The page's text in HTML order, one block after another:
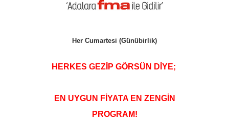
Her Cumartesi (Günübirlik)
HERKES GEZİP GÖRSÜN DİYE;
EN UYGUN FİYATA EN ZENGİN
PROGRAM!